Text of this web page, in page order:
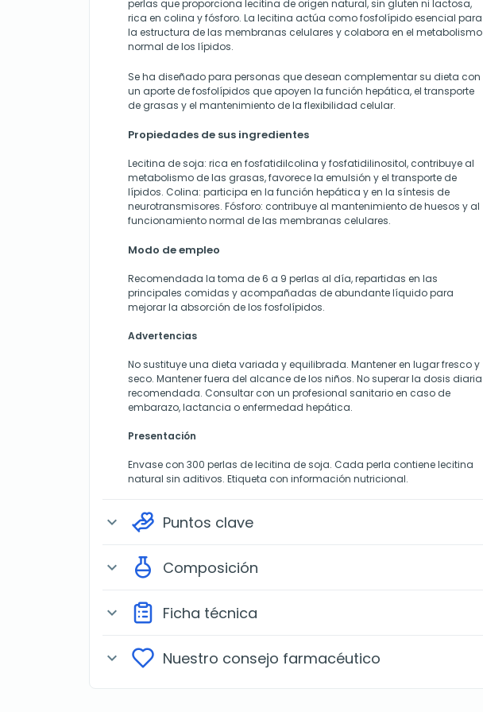
perlas que proporciona lecitina de origen natural, sin gluten ni lactosa,
rica en colina y fósforo. La lecitina actúa como fosfolípido esencial para
la estructura de las membranas celulares y colabora en el metabolismo
normal de los lípidos.
Se ha diseñado para personas que desean complementar su dieta con
un aporte de fosfolípidos que apoyen la función hepática, el transporte
de grasas y el mantenimiento de la flexibilidad celular.
Propiedades de sus ingredientes
Lecitina de soja: rica en fosfatidilcolina y fosfatidilinositol, contribuye al
metabolismo de las grasas, favorece la emulsión y el transporte de
lípidos. Colina: participa en la función hepática y en la síntesis de
neurotransmisores. Fósforo: contribuye al mantenimiento de huesos y al
funcionamiento normal de las membranas celulares.
Modo de empleo
Recomendada la toma de 6 a 9 perlas al día, repartidas en las
principales comidas y acompañadas de abundante líquido para
mejorar la absorción de los fosfolípidos.
Advertencias
No sustituye una dieta variada y equilibrada. Mantener en lugar fresco y
seco. Mantener fuera del alcance de los niños. No superar la dosis diaria
recomendada. Consultar con un profesional sanitario en caso de
embarazo, lactancia o enfermedad hepática.
Presentación
Envase con 300 perlas de lecitina de soja. Cada perla contiene lecitina
natural sin aditivos. Etiqueta con información nutricional.
expand_more Puntos clave
expand_more Composición
expand_more Ficha técnica
expand_more Nuestro consejo farmacéutico